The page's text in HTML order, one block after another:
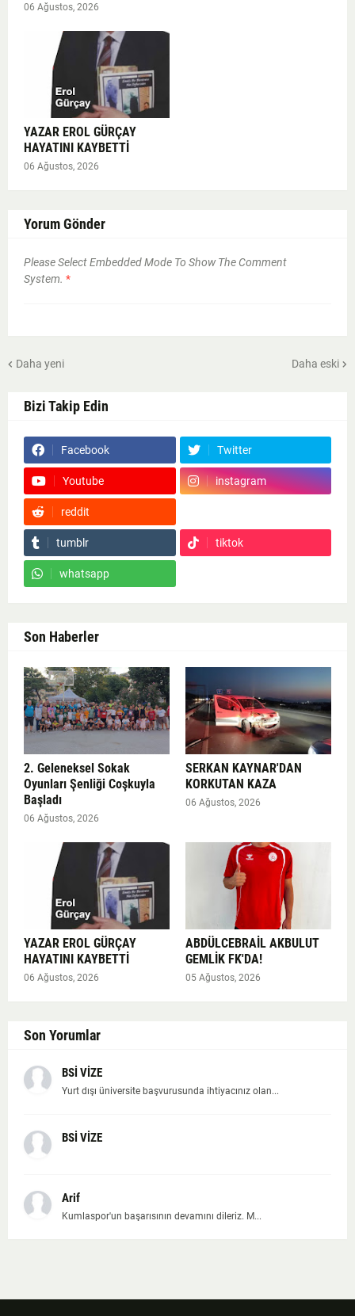
06 Ağustos, 2026
YAZAR EROL GÜRÇAY
HAYATINI KAYBETTİ
06 Ağustos, 2026
Yorum Gönder
Please Select Embedded Mode To Show The Comment
System. *
Daha yeni Daha eski
Bizi Takip Edin
Facebook Twitter
Youtube instagram
reddit
tumblr tiktok
whatsapp
Son Haberler
2. Geleneksel Sokak
Oyunları Şenliği Coşkuyla
Başladı
06 Ağustos, 2026
SERKAN KAYNAR'DAN
KORKUTAN KAZA
06 Ağustos, 2026
YAZAR EROL GÜRÇAY
HAYATINI KAYBETTİ
06 Ağustos, 2026
ABDÜLCEBRAİL AKBULUT
GEMLİK FK'DA!
05 Ağustos, 2026
Son Yorumlar
BSİ VİZE
Yurt dışı üniversite başvurusunda ihtiyacınız olan...
BSİ VİZE
Arif
Kumlaspor'un başarısının devamını dileriz. M...